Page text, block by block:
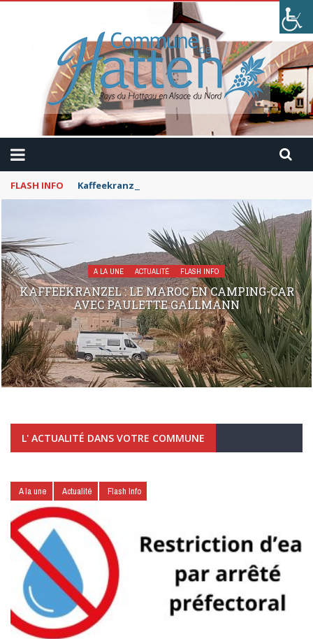
FLASH INFO Kaffeekranzel : Le Maroc en camping-car avec
A LA UNE ACTUALITÉ FLASH INFO
KAFFEEKRANZEL : LE MAROC EN CAMPING-CAR
AVEC PAULETTE GALLMANN
L' ACTUALITÉ DANS VOTRE COMMUNE
A la une Actualité Flash Info